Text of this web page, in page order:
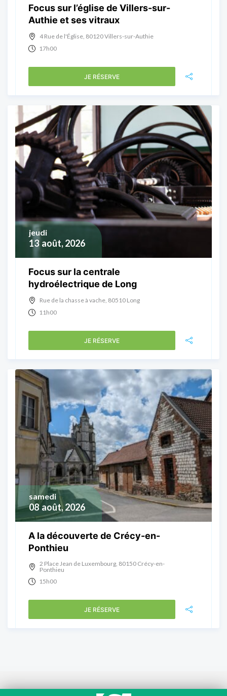
Focus sur l’église de Villers-sur-
Authie et ses vitraux
4 Rue de l'Église, 80120 Villers-sur-Authie
17h00
JE RÉSERVE
13 août, 2026
jeudi
Focus sur la centrale
hydroélectrique de Long
Rue de la chasse à vache, 80510 Long
11h00
JE RÉSERVE
08 août, 2026
samedi
A la découverte de Crécy-en-
Ponthieu
2 Place Jean de Luxembourg, 80150 Crécy-en-
Ponthieu
15h00
JE RÉSERVE